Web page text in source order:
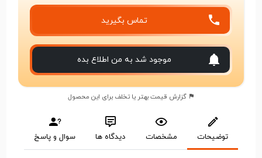
تماس بگیرید
موجود شد به من اطلاع بده
گزارش قیمت بهتر یا تخلف برای این محصول
توضیحات مشخصات دیدگاه ها سوال و پاسخ